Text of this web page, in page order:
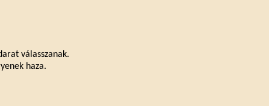
válasszanak.
haza.